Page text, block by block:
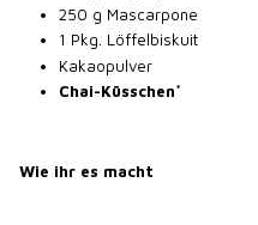
250 g Mascarpone
1 Pkg. Löffelbiskuit
Kakaopulver
Chai-Küsschen*
Wie ihr es macht